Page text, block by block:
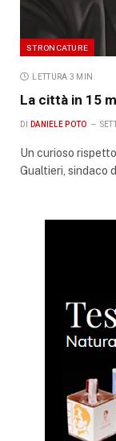
STRONCATURE
LETTURA 3 MIN.
La città in 15
DI DANIELE POTO
Un curioso
Gualtieri, sindaco